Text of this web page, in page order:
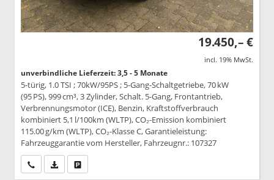
19.450,– €
incl. 19% MwSt.
unverbindliche Lieferzeit: 3,5 - 5 Monate
5-türig, 1.0 TSI ; 70kW/95PS ; 5-Gang-Schaltgetriebe, 70 kW
(95 PS), 999 cm³, 3 Zylinder, Schalt. 5-Gang, Frontantrieb,
Verbrennungsmotor (ICE), Benzin, Kraftstoffverbrauch
kombiniert 5,1 l/100km (WLTP), CO₂-Emission kombiniert
115.00 g/km (WLTP), CO₂-Klasse C, Garantieleistung:
Fahrzeuggarantie vom Hersteller, Fahrzeugnr.: 107327
Wir rufen Sie anPDF-Datei, Fahrzeugexposé drucken